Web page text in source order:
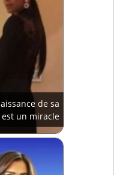
de sa
un miracle